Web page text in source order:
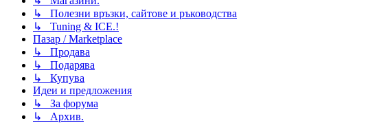
↳ Полезни връзки, сайтове и ръководства
↳ Tuning & ICE.!
Пазар / Marketplace
↳ Продава
↳ Подарява
↳ Купува
Идеи и предложения
↳ За форума
↳ Архив.